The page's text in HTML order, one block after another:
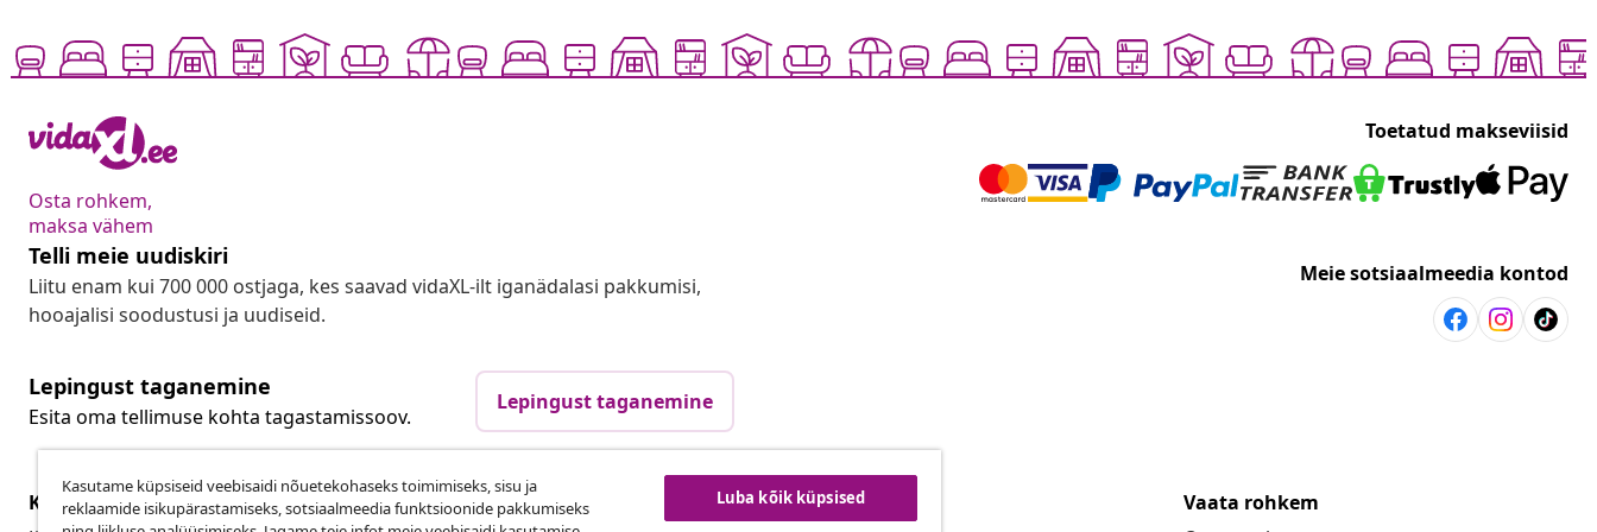
Osta rohkem,
maksa vähem
Toetatud makseviisid
Telli meie uudiskiri
Liitu enam kui 700 000 ostjaga, kes saavad vidaXL-ilt iganädalasi pakkumisi,
hooajalisi soodustusi ja uudiseid.
Meie sotsiaalmeedia kontod
Lepingust taganemine
Esita oma tellimuse kohta tagastamissoov.
Lepingust taganemine
Klienditeenindus
Ettevõte
vidaXL
Vaata rohkem
Kasutame küpsiseid veebisaidi nõuetekohaseks toimimiseks, sisu ja
reklaamide isikupärastamiseks, sotsiaalmeedia funktsioonide pakkumiseks
Luba kõik küpsised